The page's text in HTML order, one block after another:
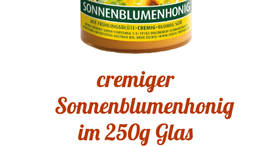
cremiger
Sonnenblumenhonig
im 250g Glas